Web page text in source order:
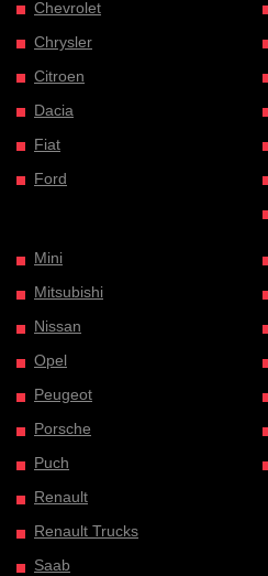
Chevrolet
Chrysler
Citroen
Dacia
Fiat
Ford
Mini
Mitsubishi
Nissan
Opel
Peugeot
Porsche
Puch
Renault
Renault Trucks
Saab